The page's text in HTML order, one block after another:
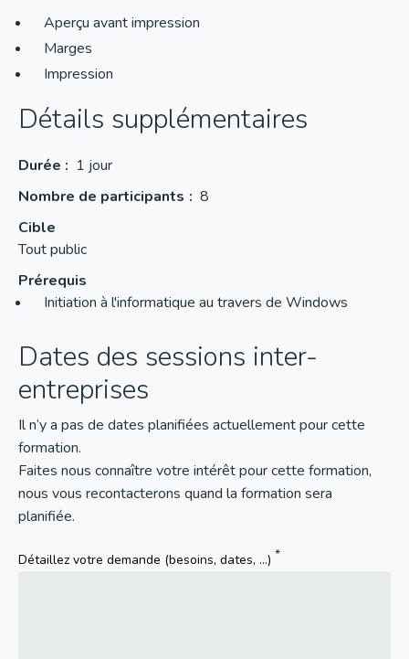
Aperçu avant impression
Marges
Impression
Détails supplémentaires
Durée : 1 jour
Nombre de participants
8
Cible
Tout public
Prérequis
Initiation à l'informatique au travers de Windows
Dates des sessions inter-
entreprises
Il n’y a pas de dates planifiées actuellement pour cette
formation.
Faites nous connaître votre intérêt pour cette formation,
nous vous recontacterons quand la formation sera
planifiée.
Détaillez votre demande (besoins, dates, ...)